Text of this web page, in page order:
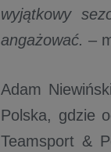
wyjątkowy
angażować. –
Adam
Polska, gdzie
Teamsport &